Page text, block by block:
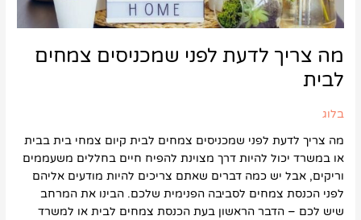
מה צריך לדעת לפני שמכניסים צמחים
לבית
בלוג
מה צריך לדעת לפני שמכניסים צמחים לבית קיום צמחי בית בבית
או במשרד יכול להיות דרך מצוינת להפיח חיים בחללים משעממים
וריקים, אבל יש כמה דברים שאתם צריכים להיות מודעים אליהם
לפני הכנסת צמחים לסביבה הפנימית שלכם. הבינו את המרחב
שיש לכם – הדבר הראשון בעת הכנסת צמחים לבית או למשרד